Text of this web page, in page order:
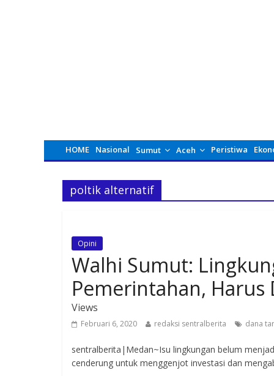
HOME Nasional Sumut Aceh Peristiwa
poltik alternatif
Opini
Walhi Sumut:
Pemerintahan,
Views
Februari 6, 2020 redaksi sentralberita dana
sentralberita|Medan~Isu lingkungan belum
cenderung untuk menggenjot investasi dan